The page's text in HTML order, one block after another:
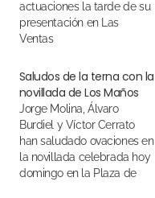
actuaciones la tarde de su
presentación en Las
Ventas
Saludos de la terna con la
novillada de Los Maños
Jorge Molina, Álvaro
Burdiel y Víctor Cerrato
han saludado ovaciones en
la novillada celebrada hoy
domingo en la Plaza de